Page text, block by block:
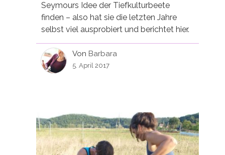
Seymours Idee der Tiefkulturbeete
finden – also hat sie die letzten Jahre
selbst viel ausprobiert und berichtet hier.
Von Barbara
5. April 2017